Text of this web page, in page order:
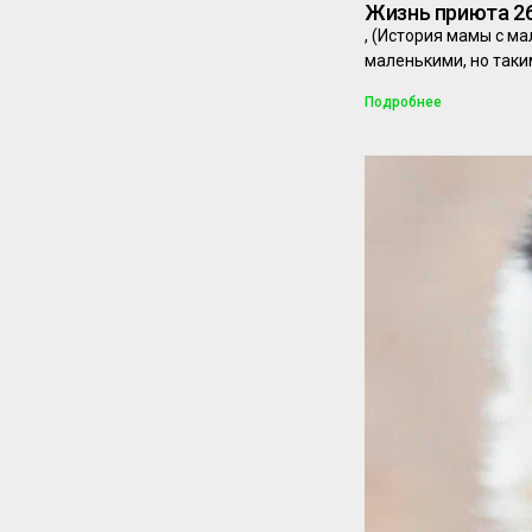
Жизнь приюта
, (История мамы с
маленькими, но
Подробнее